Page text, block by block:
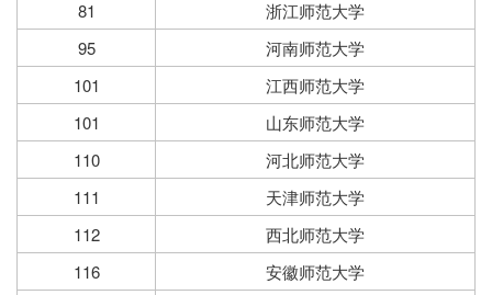
81
浙江师范大学
95
河南师范大学
101
江西师范大学
101
山东师范大学
110
河北师范大学
111
天津师范大学
112
西北师范大学
116
安徽师范大学